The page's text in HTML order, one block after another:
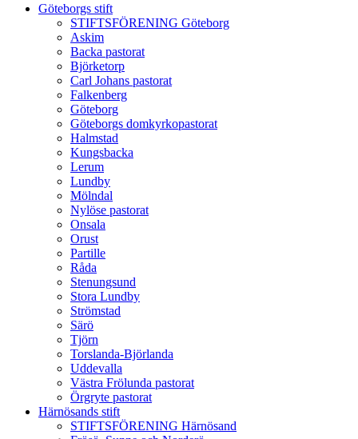
Göteborgs stift
STIFTSFÖRENING Göteborg
Askim
Backa pastorat
Björketorp
Carl Johans pastorat
Falkenberg
Göteborg
Göteborgs domkyrkopastorat
Halmstad
Kungsbacka
Lerum
Lundby
Mölndal
Nylöse pastorat
Onsala
Orust
Partille
Råda
Stenungsund
Stora Lundby
Strömstad
Särö
Tjörn
Torslanda-Björlanda
Uddevalla
Västra Frölunda pastorat
Örgryte pastorat
Härnösands stift
STIFTSFÖRENING Härnösand